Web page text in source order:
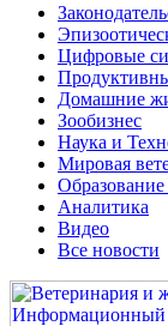
Цифровые
Домашние
Зообизнес
Наука и
Мировая
Образование
Аналитика
Видео
Все новости